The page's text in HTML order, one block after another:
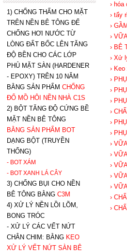
›
› tẩy
›
›
› BÊ
› Xử
›
›
›
›
›
›
›
›
›
›
›
›
›
›
1) CHỐNG THẤM CHO MẶT
TRÊN NỀN BÊ TÔNG ĐỂ
CHỐNG HƠI NƯỚC TỪ
LÒNG ĐẤT BỐC LÊN TĂNG
ĐỘ BỀN CHO CÁC LỚP
PHỦ MẶT SÀN (HARDENER
- EPOXY) TRÊN 10 NĂM
BẰNG SẢN PHẨM CHỐNG
ĐỔ MỒ HÔI NỀN NHÀ C1S
2) BỘT TĂNG ĐỘ CỨNG BỀ
MẶT NỀN BÊ TÔNG
BẰNG SẢN PHẨM BOT
DẠNG BỘT (TRUYỀN
THỐNG)
- BOT XÁM
- BOT XANH LÁ CÂY
3) CHỐNG BỤI CHO NỀN
BÊ TÔNG BẰNG C3M
4) XỬ LÝ NỀN LỒI LÕM,
BONG TRÓC
- XỬ LÝ CÁC VẾT NỨT
CHÂN CHIM: BẰNG KEO
XỬ LÝ VẾT NỨT SÀN BÊ